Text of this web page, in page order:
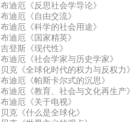
布迪厄《反思社会学导论》
布迪厄《自由交流》
布迪厄《科学的社会用途》
布迪厄《国家精英》
吉登斯《现代性》
布迪厄《社会学家与历史学家》
贝克《全球化时代的权力与反权力
布迪厄《帕斯卡尔式的沉思》
布迪厄《教育、社会与文化再生产
布迪厄《关于电视》
贝克《什么是全球化》